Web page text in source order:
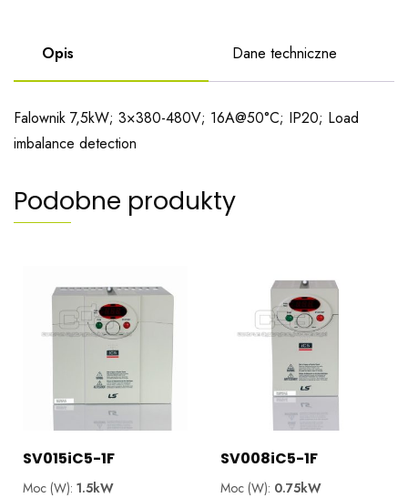
Opis Dane techniczne
Falownik 7,5kW; 3×380-480V; 16A@50°C; IP20; Load
imbalance detection
Podobne produkty
SV015iC5-1F
Moc (W): 1.5kW
SV008iC5-1F
Moc (W): 0.75kW